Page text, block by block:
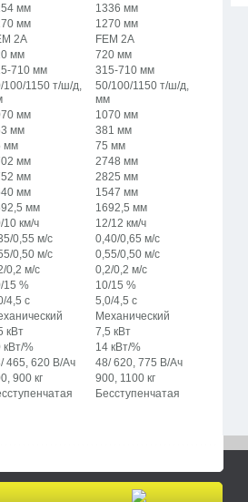
мм
1336 мм
мм
1270 мм
2A
FEM 2A
мм
720 мм
710 мм
315-710 мм
100/1150 т/ш/д,
50/100/1150 т/ш/д,
мм
мм
1070 мм
мм
381 мм
мм
75 мм
мм
2748 мм
мм
2825 мм
мм
1547 мм
мм
1692,5 мм
10 км/ч
12/12 км/ч
0,55 м/с
0,40/0,65 м/с
0,50 м/с
0,55/0,50 м/с
0,2 м/с
0,2/0,2 м/с
15 %
10/15 %
4,5 с
5,0/4,5 с
Механический
кВт
7,5 кВт
кВт/%
14 кВт/%
465, 620 В/Ач
48/ 620, 775 В/Ач
900 кг
900, 1100 кг
Бесступенчатая